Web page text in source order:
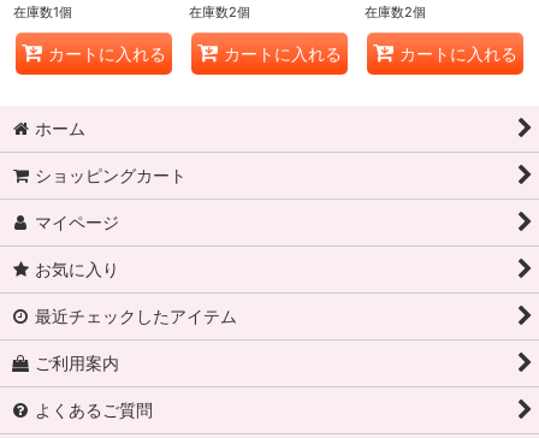
在庫数1個
カートに入れる
在庫数2個
カートに入れる
在庫数2個
カートに入れる
ホーム
ショッピングカート
マイページ
お気に入り
最近チェックしたアイテム
ご利用案内
よくあるご質問